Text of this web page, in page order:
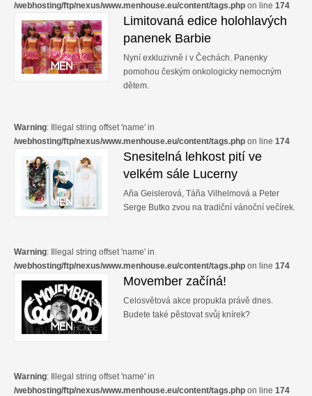
/webhosting/ftp/nexus/www.menhouse.eu/content/tags.php on line 174
Limitovaná edice holohlavých
panenek Barbie
Nyní exkluzivně i v Čechách. Panenky
pomohou českým onkologicky nemocným
dětem.
Warning: Illegal string offset 'name' in
/webhosting/ftp/nexus/www.menhouse.eu/content/tags.php on line 174
Snesitelná lehkost pití ve
velkém sále Lucerny
Aňa Geislerová, Táňa Vilhelmová a Peter
Serge Butko zvou na tradiční vánoční večírek.
Warning: Illegal string offset 'name' in
/webhosting/ftp/nexus/www.menhouse.eu/content/tags.php on line 174
Movember začíná!
Celosvětová akce propukla právě dnes.
Budete také pěstovat svůj knírek?
Warning: Illegal string offset 'name' in
/webhosting/ftp/nexus/www.menhouse.eu/content/tags.php on line 174